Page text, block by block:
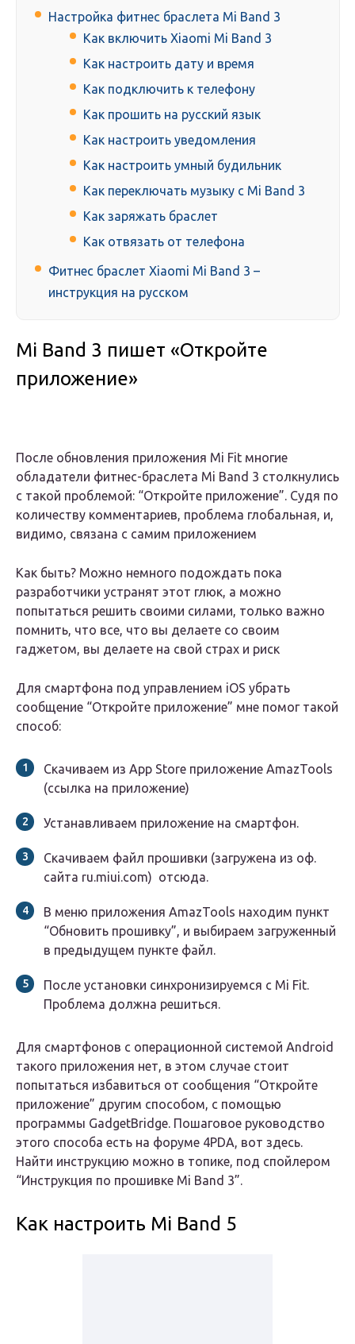
Настройка фитнес браслета Mi Band 3
Как включить Xiaomi Mi Band 3
Как настроить дату и время
Как подключить к телефону
Как прошить на русский язык
Как настроить уведомления
Как настроить умный будильник
Как переключать музыку с Mi Band 3
Как заряжать браслет
Как отвязать от телефона
Фитнес браслет Xiaomi Mi Band 3 –
инструкция на русском
Mi Band 3 пишет «Откройте
приложение»
После обновления приложения Mi Fit многие
обладатели фитнес-браслета Mi Band 3 столкнулись
с такой проблемой: “Откройте приложение”. Судя по
количеству комментариев, проблема глобальная, и,
видимо, связана с самим приложением
Как быть? Можно немного подождать пока
разработчики устранят этот глюк, а можно
попытаться решить своими силами, только важно
помнить, что все, что вы делаете со своим
гаджетом, вы делаете на свой страх и риск
Для смартфона под управлением iOS убрать
сообщение “Откройте приложение” мне помог такой
способ:
Скачиваем из App Store приложение AmazTools
(ссылка на приложение)
Устанавливаем приложение на смартфон.
Скачиваем файл прошивки (загружена из оф.
сайта ru.miui.com) отсюда.
В меню приложения AmazTools находим пункт
“Обновить прошивку”, и выбираем загруженный
в предыдущем пункте файл.
После установки синхронизируемся с Mi Fit.
Проблема должна решиться.
Для смартфонов с операционной системой Android
такого приложения нет, в этом случае стоит
попытаться избавиться от сообщения “Откройте
приложение” другим способом, с помощью
программы GadgetBridge. Пошаговое руководство
этого способа есть на форуме 4PDA, вот здесь.
Найти инструкцию можно в топике, под спойлером
“Инструкция по прошивке Mi Band 3”.
Как настроить Mi Band 5